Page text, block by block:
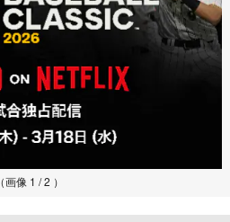
（画像 1 / 2 ）